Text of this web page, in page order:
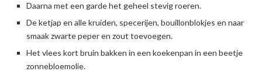
Daarna met een garde het geheel stevig roeren.
De ketjap en alle kruiden, specerijen, bouillonblokjes en naar
smaak zwarte peper en zout toevoegen.
Het vlees kort bruin bakken in een koekenpan in een beetje
zonnebloemolie.